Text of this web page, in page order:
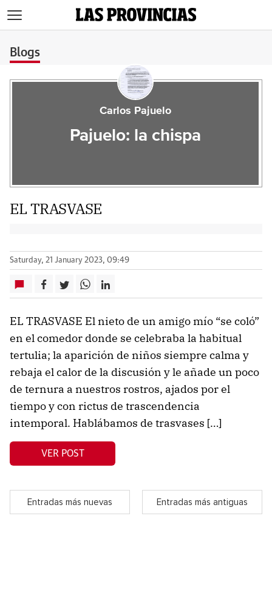
Blogs
Carlos Pajuelo
Pajuelo: la chispa
EL TRASVASE
Saturday, 21 January 2023, 09:49
EL TRASVASE El nieto de un amigo mío “se coló”
en el comedor donde se celebraba la habitual
tertulia; la aparición de niños siempre calma y
rebaja el calor de la discusión y le añade un poco
de ternura a nuestros rostros, ajados por el
tiempo y con rictus de trascendencia
intemporal. Hablábamos de trasvases […]
VER POST
Entradas más nuevas Entradas más antiguas